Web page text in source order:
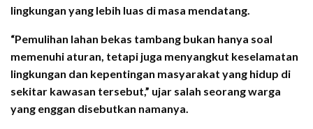
lingkungan yang lebih luas di masa mendatang.
“Pemulihan lahan bekas tambang bukan hanya soal
memenuhi aturan, tetapi juga menyangkut keselamatan
lingkungan dan kepentingan masyarakat yang hidup di
sekitar kawasan tersebut,” ujar salah seorang warga
yang enggan disebutkan namanya.